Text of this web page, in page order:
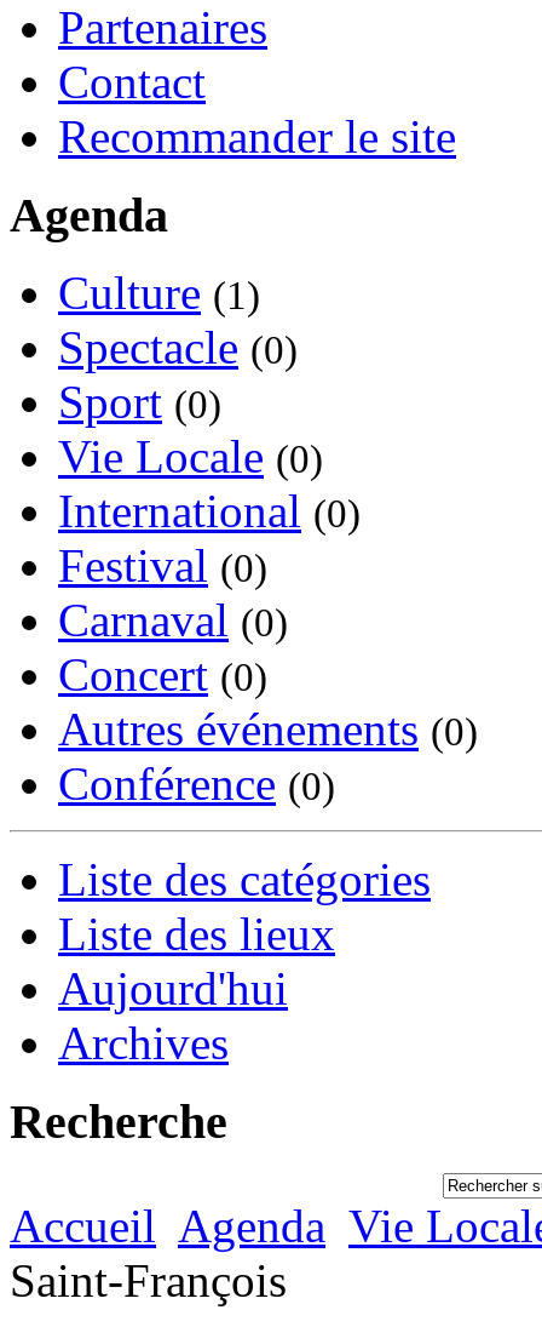
Partenaires
Contact
Recommander le site
Agenda
Culture (1)
Spectacle (0)
Sport (0)
Vie Locale (0)
International (0)
Festival (0)
Carnaval (0)
Concert (0)
Autres événements (0)
Conférence (0)
Liste des catégories
Liste des lieux
Aujourd'hui
Archives
Recherche
Accueil Agenda Vie
Saint-François